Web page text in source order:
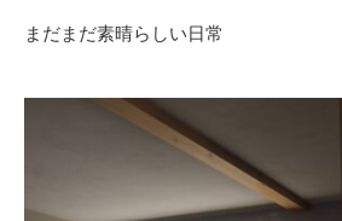
まだまだ素晴らしい日常